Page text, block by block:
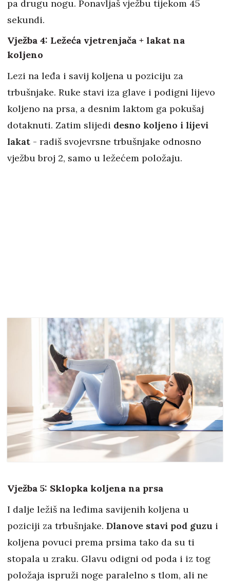
pa drugu nogu. Ponavljaš vježbu tijekom 45
sekundi.
Vježba 4: Ležeća vjetrenjača + lakat na
koljeno
Lezi na leđa i savij koljena u poziciju za
trbušnjake. Ruke stavi iza glave i podigni lijevo
koljeno na prsa, a desnim laktom ga pokušaj
dotaknuti. Zatim slijedi desno koljeno i lijevi
lakat - radiš svojevrsne trbušnjake odnosno
vježbu broj 2, samo u ležećem položaju.
Vježba 5: Sklopka koljena na prsa
I dalje ležiš na leđima savijenih koljena u
poziciji za trbušnjake. Dlanove stavi pod guzu i
koljena povuci prema prsima tako da su ti
stopala u zraku. Glavu odigni od poda i iz tog
položaja ispruži noge paralelno s tlom, ali ne